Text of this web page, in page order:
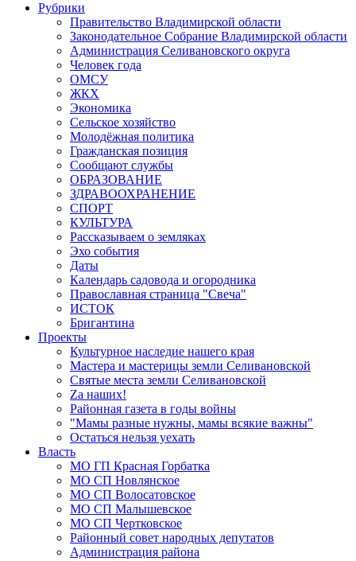
Рубрики
Правительство Владимирской области
Законодательное Собрание Владимирской области
Администрация Селивановского округа
Человек года
ОМСУ
ЖКХ
Экономика
Сельское хозяйство
Молодёжная политика
Гражданская позиция
Сообщают службы
ОБРАЗОВАНИЕ
ЗДРАВООХРАНЕНИЕ
СПОРТ
КУЛЬТУРА
Рассказываем о земляках
Эхо события
Даты
Календарь садовода и огородника
Православная страница "Свеча"
ИСТОК
Бригантина
Проекты
Культурное наследие нашего края
Мастера и мастерицы земли Селивановской
Святые места земли Селивановской
Zа наших!
Районная газета в годы войны
"Мамы разные нужны, мамы всякие важны"
Остаться нельзя уехать
Власть
МО ГП Красная Горбатка
МО СП Новлянское
МО СП Волосатовское
МО СП Малышевское
МО СП Чертковское
Районный совет народных депутатов
Администрация района